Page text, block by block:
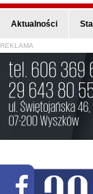
Aktualności
REKLAMA